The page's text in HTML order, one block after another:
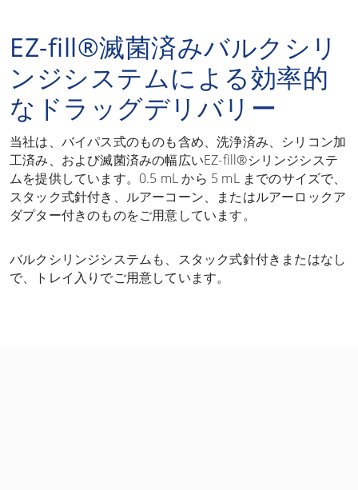
EZ-fill®滅菌済みバルクシリ
ンジシステムによる効率的
なドラッグデリバリー
当社は、バイパス式のものも含め、洗浄済み、シリコン加
工済み、および滅菌済みの幅広いEZ-fill®シリンジシステ
ムを提供しています。0.5 mL から 5 mL までのサイズで、
スタック式針付き、ルアーコーン、またはルアーロックア
ダプター付きのものをご用意しています。
バルクシリンジシステムも、スタック式針付きまたはなし
で、トレイ入りでご用意しています。